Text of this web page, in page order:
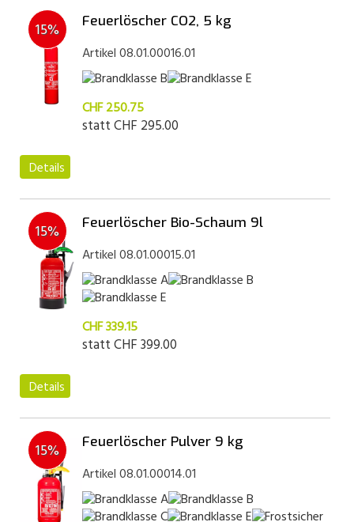
Feuerlöscher CO2, 5 kg
Artikel 08.01.00016.01
CHF 250.75
stattCHF 295.00
15%
Details
Feuerlöscher Bio-Schaum 9l
Artikel 08.01.00015.01
CHF 339.15
stattCHF 399.00
15%
Details
Feuerlöscher Pulver 9 kg
Artikel 08.01.00014.01
15%